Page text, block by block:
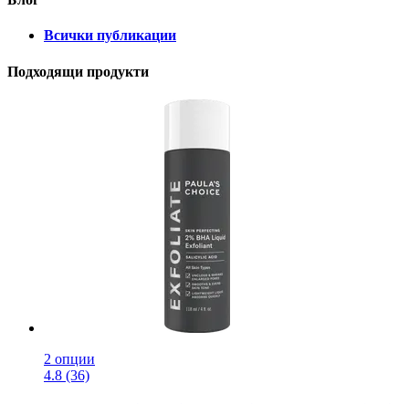
Всички публикации
Подходящи продукти
2 опции
4.8 (36)